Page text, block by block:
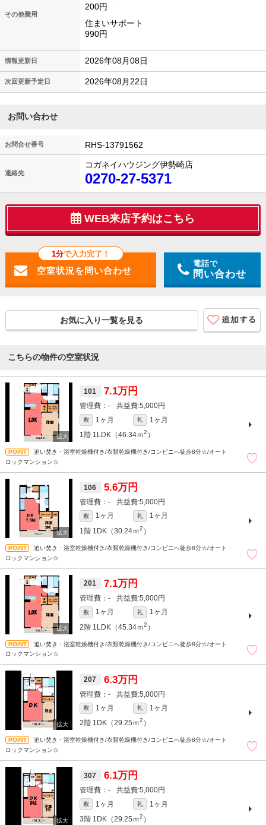
その他費用
200円
住まいサポート
990円
情報更新日 2026年08月08日
次回更新予定日 2026年08月22日
お問い合わせ
お問合せ番号 RHS-13791562
連絡先
コガネイハウジング伊勢崎店
0270-27-5371
WEB来店予約はこちら
1分で入力完了！
電話で
問い合わせ
お気に入り一覧を見る
こちらの物件の空室状況
101 7.1万円
- 5,000円
敷 1ヶ月 礼
1ヶ月
1階 1LDK（46.34ｍ2 ）
追い焚き・浴室乾燥機付き/衣類乾燥機付き/コンビニへ徒歩8分☆/オート
ロックマンション☆
106 5.6万円
- 5,000円
敷 1ヶ月 礼
1ヶ月
1階 1DK（30.24ｍ2 ）
追い焚き・浴室乾燥機付き/衣類乾燥機付き/コンビニへ徒歩8分☆/オート
ロックマンション☆
201 7.1万円
- 5,000円
敷 1ヶ月 礼
1ヶ月
2階 1LDK（45.34ｍ2 ）
追い焚き・浴室乾燥機付き/衣類乾燥機付き/コンビニへ徒歩8分☆/オート
ロックマンション☆
207 6.3万円
- 5,000円
敷 1ヶ月 礼
1ヶ月
2階 1DK（29.25ｍ2 ）
追い焚き・浴室乾燥機付き/衣類乾燥機付き/コンビニへ徒歩8分☆/オート
ロックマンション☆
307 6.1万円
- 5,000円
敷 1ヶ月 礼
1ヶ月
3階 1DK（29.25ｍ2 ）